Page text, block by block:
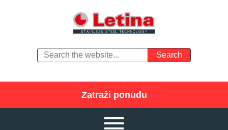
Zatraži ponudu